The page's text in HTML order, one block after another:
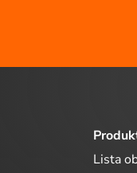
Lista